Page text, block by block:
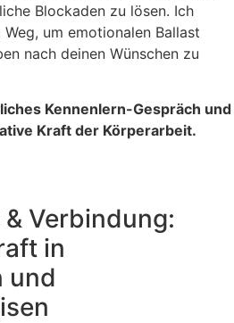
Blockaden zu lösen. Ich
um emotionalen Ballast
nach deinen Wünschen zu
Kennenlern-Gespräch und
Kraft der Körperarbeit.
Verbindung:
in
und